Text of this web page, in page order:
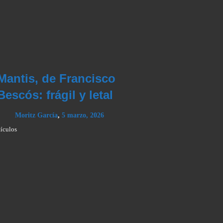
de Francisco
frágil y letal
Moritz García, 5 marzo, 2026